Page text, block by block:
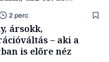
nem fog
2 perc
ársokk,
– aki a
is előre néz